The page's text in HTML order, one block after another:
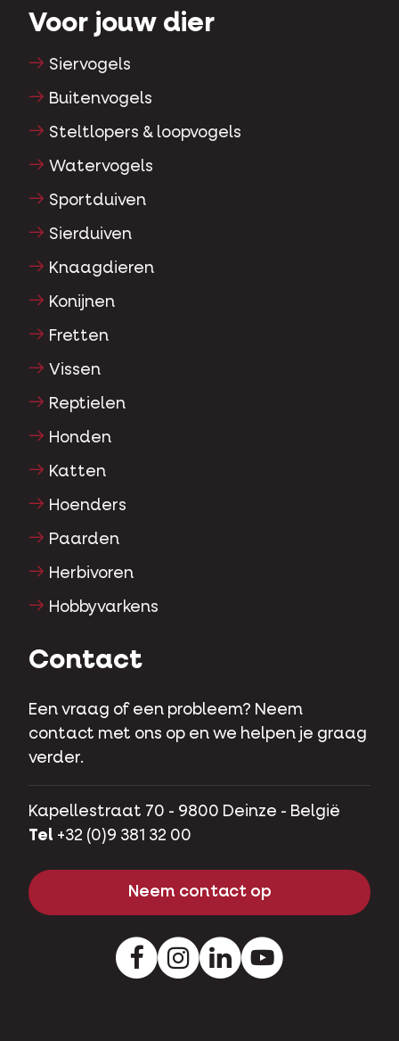
Voor jouw dier
Siervogels
Buitenvogels
Steltlopers & loopvogels
Watervogels
Sportduiven
Sierduiven
Knaagdieren
Konijnen
Fretten
Vissen
Reptielen
Honden
Katten
Hoenders
Paarden
Herbivoren
Hobbyvarkens
Contact
Een vraag of een probleem? Neem
contact met ons op en we helpen je graag
verder.
Kapellestraat 70 - 9800 Deinze - België
Tel +32 (0)9 381 32 00
Neem contact op
FacebookInstagramLinkedInYoutube